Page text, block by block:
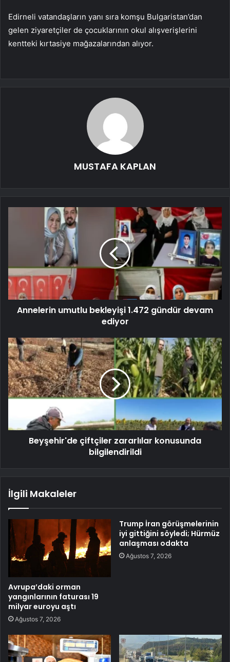
Edirneli vatandaşların yanı sıra komşu Bulgaristan’dan
gelen ziyaretçiler de çocuklarının okul alışverişlerini
kentteki kırtasiye mağazalarından alıyor.
MUSTAFA KAPLAN
Annelerin umutlu bekleyişi 1.472 gündür devam
ediyor
Beyşehir'de çiftçiler zararlılar konusunda
bilgilendirildi
İlgili Makaleler
Avrupa’daki orman
yangınlarının faturası 19
milyar euroyu aştı
Ağustos 7, 2026
Trump İran görüşmelerinin
iyi gittiğini söyledi; Hürmüz
anlaşması odakta
Ağustos 7, 2026